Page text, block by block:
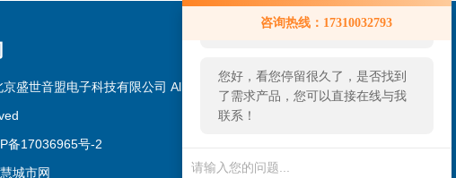
咨询热线：17310032793
您好！欢迎前来咨询，很高兴为您
服务，请问您要咨询什么问题呢？
您好，看您停留很久了，是否找到
了需求产品，您可以直接在线与我
联系！
盛世音盟电子科技有限公司 All
备17036965号-2
城市网